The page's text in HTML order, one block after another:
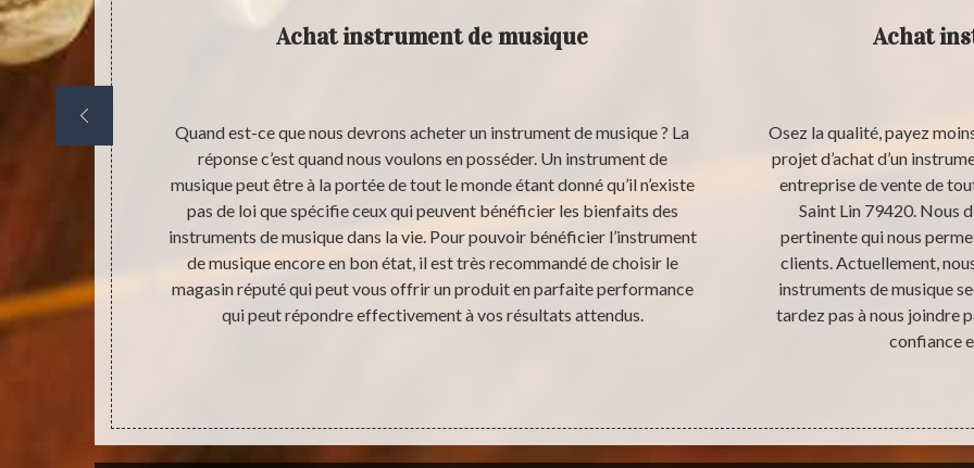
état et
de votre
Achat instrument de musique
Quand est-ce que nous devrons acheter un instrument de musique ? La
réponse c’est quand nous voulons en posséder. Un instrument de
musique peut être à la portée de tout le monde étant donné qu’il n’existe
pas de loi que spécifie ceux qui peuvent bénéficier les bienfaits des
instruments de musique dans la vie. Pour pouvoir bénéficier l’instrument
de musique encore en bon état, il est très recommandé de choisir le
magasin réputé qui peut vous offrir un produit en parfaite performance
qui peut répondre effectivement à vos résultats attendus.
Achat
Osez la qualité, payez
projet d’achat d’un
entreprise de vente de
Saint Lin 79420. Nous
pertinente qui nous
clients. Actuellement,
instruments de musique
tardez pas à nous joindre
confiance